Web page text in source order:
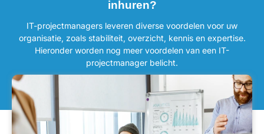
inhuren?
IT-projectmanagers leveren diverse voordelen voor uw
organisatie, zoals stabiliteit, overzicht, kennis en expertise.
Hieronder worden nog meer voordelen van een IT-
projectmanager belicht.